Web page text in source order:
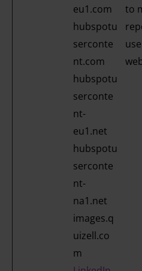
eu1.com
hubspotu
serconte
nt.com
hubspotu
serconte
nt-
eu1.net
hubspotu
serconte
nt-
na1.net
images.q
uizell.co
m
to